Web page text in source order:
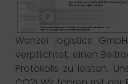
Wenzel logistics
verpflichtet, einen
Protokolls zu leisten.